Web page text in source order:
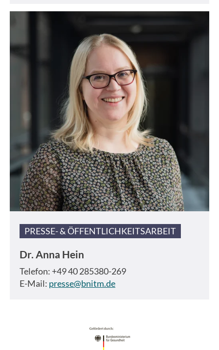
PRESSE- & ÖFFENTLICHKEITSARBEIT
Dr. Anna Hein
Telefon: +49 40 285380-269
E-Mail: presse@bnitm.de